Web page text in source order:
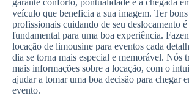
garante conforto, pontualidade e a chegada
veículo que beneficia a sua imagem. Ter bons
profissionais cuidando de seu deslocamento é
fundamental para uma boa experiência.
locação de limousine para eventos cada
dia se torna mais especial e memorável. Nós
mais informações sobre a locação, com o
ajudar a tomar uma boa decisão para chegar
evento.